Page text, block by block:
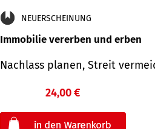
NEUERSCHEINUNG
Immobilie vererben und erben
Nachlass planen, Streit
24,00 €